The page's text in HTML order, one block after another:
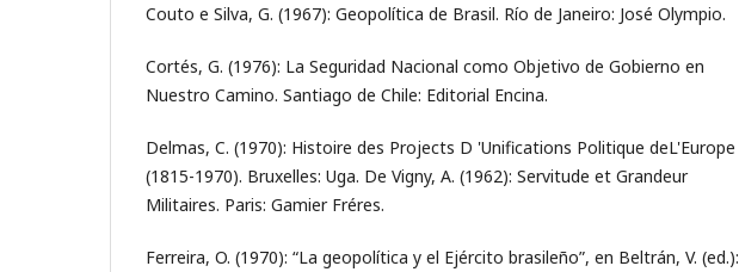
Couto e Silva, G. (1967): Geopolítica de Brasil. Río de Janeiro: José Olympio.
Cortés, G. (1976): La Seguridad Nacional como Objetivo de Gobierno en
Nuestro Camino. Santiago de Chile: Editorial Encina.
Delmas, C. (1970): Histoire des Projects D 'Unifications Politique deL'Europe
(1815-1970). Bruxelles: Uga. De Vigny, A. (1962): Servitude et Grandeur
Militaires. Paris: Gamier Fréres.
Ferreira, O. (1970): “La geopolítica y el Ejército brasileño”, en Beltrán, V. (ed.):